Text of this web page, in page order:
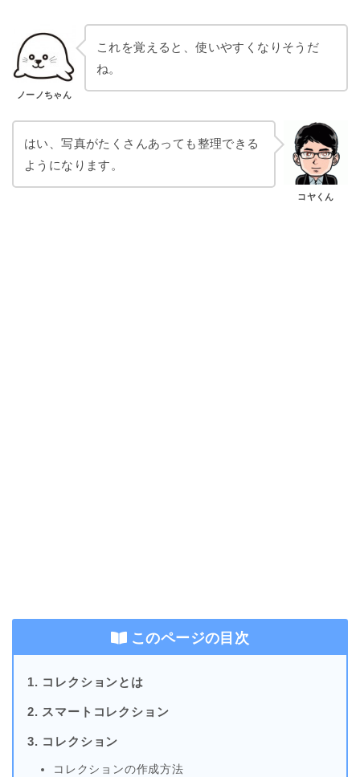
ノーノちゃん
これを覚えると、使いやすくなりそうだ
ね。
はい、写真がたくさんあっても整理できる
ようになります。
コヤくん
このページの目次
1. コレクションとは
2. スマートコレクション
3. コレクション
コレクションの作成方法